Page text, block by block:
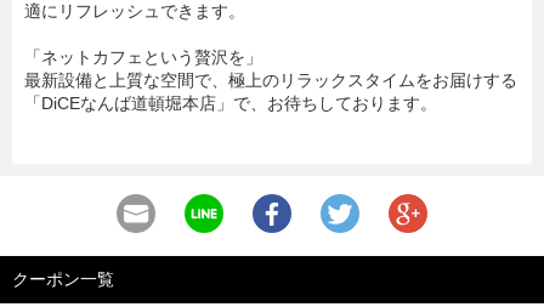
適にリフレッシュできます。
「ネットカフェという贅沢を」
最新設備と上質な空間で、極上のリラックスタイムをお届けする
「DiCEなんば道頓堀本店」で、お待ちしております。
クーポン一覧